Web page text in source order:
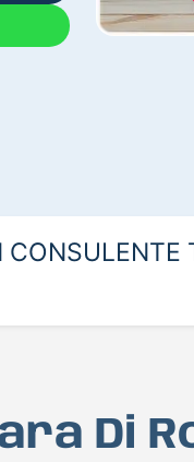
CONSULENTE
Di